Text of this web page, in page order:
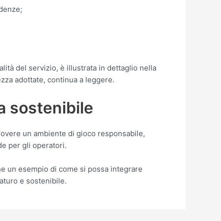
del servizio, è illustrata in dettaglio nella
adottate, continua a leggere.
sostenibile
un ambiente di gioco responsabile,
per gli operatori.
un esempio di come si possa integrare
e sostenibile.